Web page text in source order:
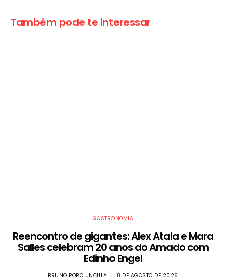
Também pode te interessar
GASTRONOMIA
Reencontro de gigantes: Alex Atala e Mara
Salles celebram 20 anos do Amado com
Edinho Engel
BRUNO PORCIUNCULA 8 DE AGOSTO DE 2026